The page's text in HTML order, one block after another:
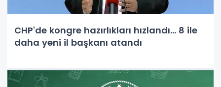
CHP'de kongre hazırlıkları hızlandı... 8 ile
daha yeni il başkanı atandı